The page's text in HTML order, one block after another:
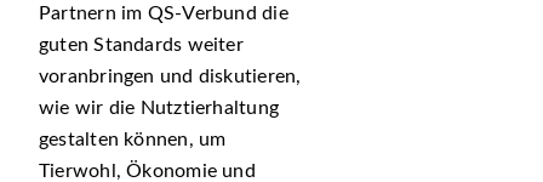
Partnern im QS-Verbund die
guten Standards weiter
voranbringen und diskutieren,
wie wir die Nutztierhaltung
gestalten können, um
Tierwohl, Ökonomie und